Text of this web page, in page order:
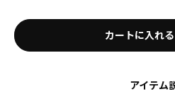
カートに入れる
アイテム